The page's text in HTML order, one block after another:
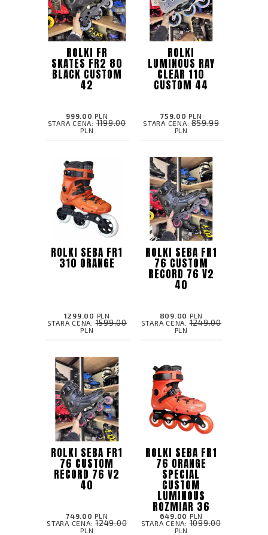
ROLKI FR
SKATES FR2 80
BLACK CUSTOM
42
999.00 PLN
STARA CENA:1199.00
PLN
ROLKI
LUMINOUS RAY
CLEAR 110
CUSTOM 44
759.00 PLN
STARA CENA: 859.99
PLN
ROLKI SEBA FR1
310 ORANGE
1299.00 PLN
STARA CENA:1599.00
PLN
ROLKI SEBA FR1
76 CUSTOM
RECORD 76 V2
40
809.00 PLN
STARA CENA:1249.00
PLN
ROLKI SEBA FR1
76 CUSTOM
RECORD 76 V2
40
749.00 PLN
STARA CENA:1249.00
PLN
ROLKI SEBA FR1
76 ORANGE
SPECIAL
CUSTOM
LUMINOUS
ROZMIAR 36
649.00 PLN
STARA CENA:1099.00
PLN